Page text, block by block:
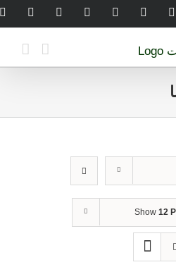
Tiktok
Threads
LinkedIn
SoundCloud
WhatsApp
Show 12